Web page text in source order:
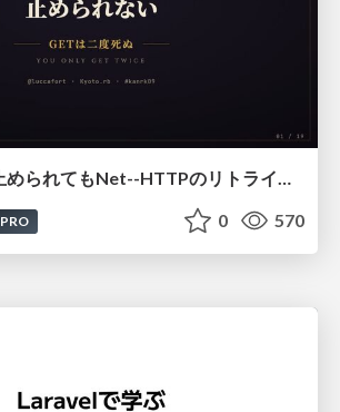
琵琶湖の水は止められてもNet--HTTPのリトライは止められない / You might be able to stop the water flow of Lake Biwa but you can't stop Net::HTTP retries
PRO 0 570